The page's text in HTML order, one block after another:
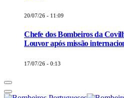
20/07/26 - 11:09
Chefe dos Bombeiros da
Louvor após missão
17/07/26 - 0:13